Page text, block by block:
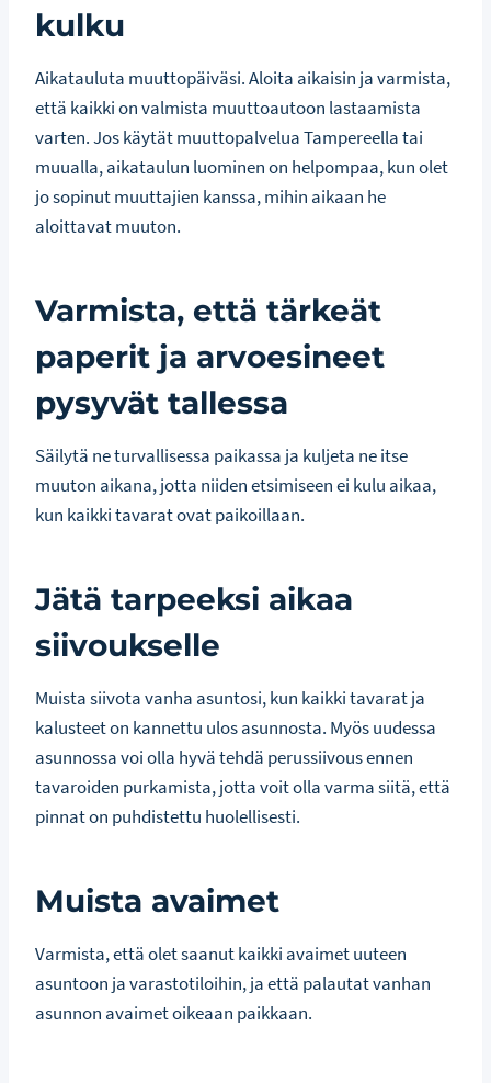
kulku
Aikatauluta muuttopäiväsi. Aloita aikaisin ja varmista,
että kaikki on valmista muuttoautoon lastaamista
varten. Jos käytät muuttopalvelua Tampereella tai
muualla, aikataulun luominen on helpompaa, kun olet
jo sopinut muuttajien kanssa, mihin aikaan he
aloittavat muuton.
Varmista, että tärkeät
paperit ja arvoesineet
pysyvät tallessa
Säilytä ne turvallisessa paikassa ja kuljeta ne itse
muuton aikana, jotta niiden etsimiseen ei kulu aikaa,
kun kaikki tavarat ovat paikoillaan.
Jätä tarpeeksi aikaa
siivoukselle
Muista siivota vanha asuntosi, kun kaikki tavarat ja
kalusteet on kannettu ulos asunnosta. Myös uudessa
asunnossa voi olla hyvä tehdä perussiivous ennen
tavaroiden purkamista, jotta voit olla varma siitä, että
pinnat on puhdistettu huolellisesti.
Muista avaimet
Varmista, että olet saanut kaikki avaimet uuteen
asuntoon ja varastotiloihin, ja että palautat vanhan
asunnon avaimet oikeaan paikkaan.